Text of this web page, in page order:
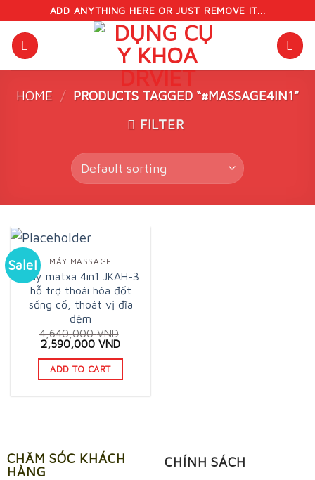
content
ADD ANYTHING HERE OR JUST REMOVE IT...
HOME / PRODUCTS TAGGED “#MASSAGE4IN1”
FILTER
Sale! MÁY MASSAGE
Máy matxa 4in1 JKAH-3
hỗ trợ thoái hóa đốt
sống cổ, thoát vị đĩa
đệm
4,640,000VND
Original
price
was:
4,640,000 VND.
2,590,000 VNDCurrent
is:
ADD TO CART
CHĂM SÓC KHÁCH
HÀNG
CHÍNH SÁCH